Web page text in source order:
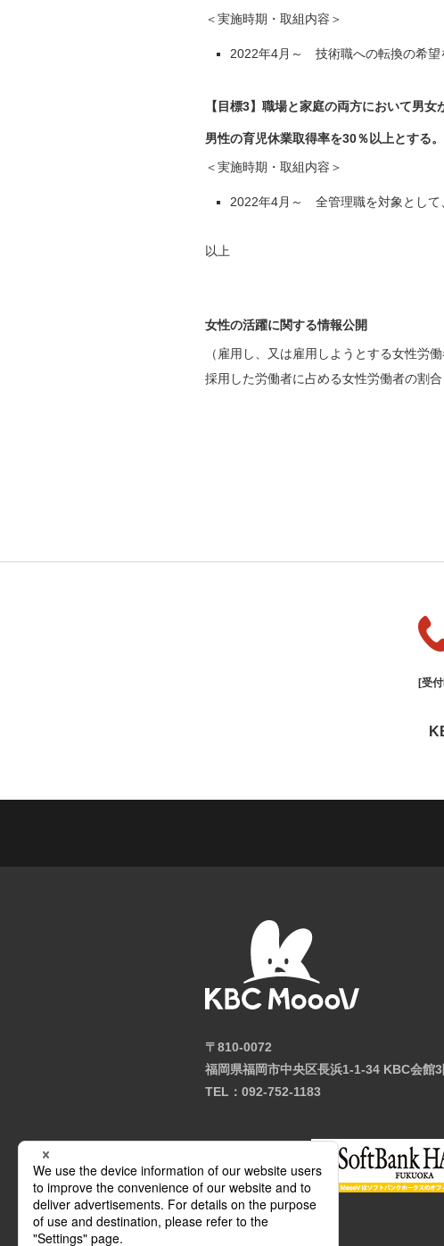
＜実施時期・取組内容＞
2022年4月～ 技術職への転換の希望
【目標3】職場と家庭の両方において男
男性の育児休業取得率を30％以上とする。
＜実施時期・取組内容＞
2022年4月～ 全管理職を対象として
以上
女性の活躍に関する情報公開
（雇用し、又は雇用しようとする女性労
採用した労働者に占める女性労働者の割
[受
〒810-0072
福岡県福岡市中央区長浜1-1-34 KBC会館
TEL：092-752-1183